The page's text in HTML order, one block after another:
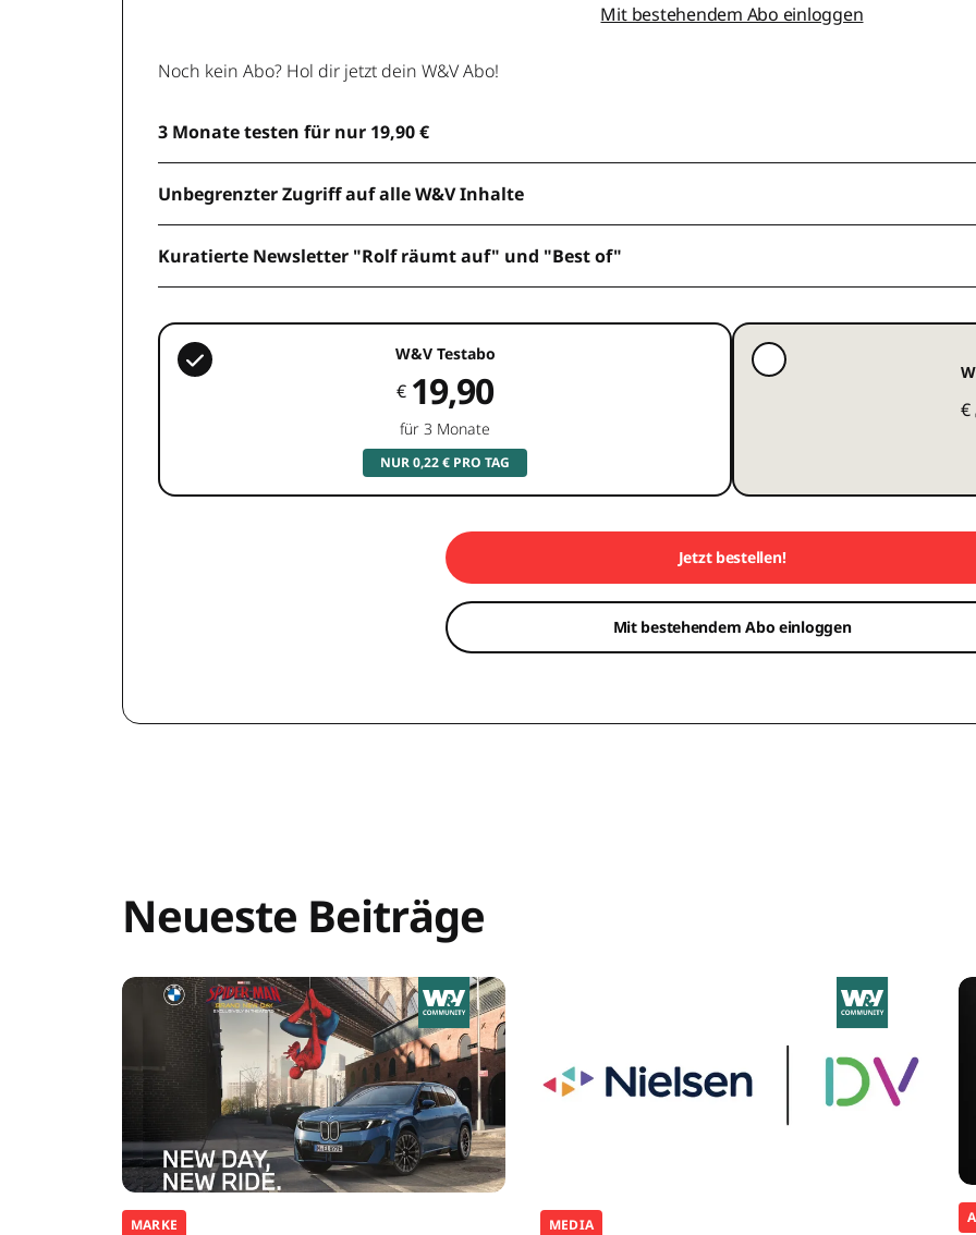
Mit bestehendem Abo einloggen
Noch kein Abo? Hol dir jetzt dein W&V Abo!
3 Monate testen für nur 19,90 €
Unbegrenzter Zugriff auf alle W&V Inhalte
Kuratierte Newsletter "Rolf räumt auf" und "Best of"
W&V Testabo
€ 19,90
für 3 Monate
NUR 0,22 € PRO TAG
€
Jetzt bestellen!
Mit bestehendem Abo einloggen
Neueste Beiträge
MARKE MEDIA